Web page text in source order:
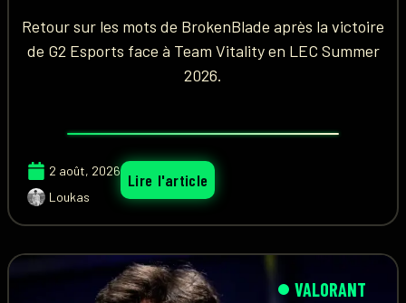
Retour sur les mots de BrokenBlade après la victoire
de G2 Esports face à Team Vitality en LEC Summer
2026.
2 août, 2026
Loukas
Lire l'article
VALORANT